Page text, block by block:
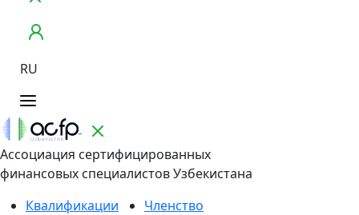
RU
Ассоциация сертифицированных
финансовых специалистов Узбекистана
Квалификации
Членство